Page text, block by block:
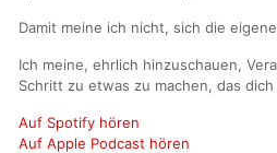
Damit meine ich nicht, sich die
Ich meine, ehrlich hinzuschauen,
Schritt zu etwas zu machen, das
Auf Spotify hören
Auf Apple Podcast hören